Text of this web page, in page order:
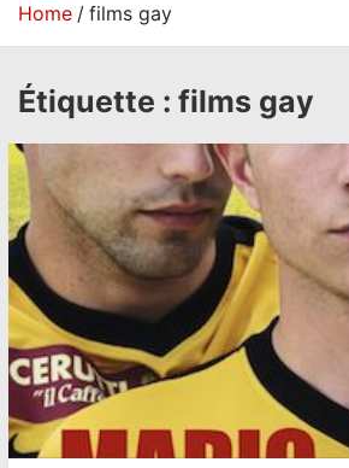
t
Home films gay
Étiquette : films gay